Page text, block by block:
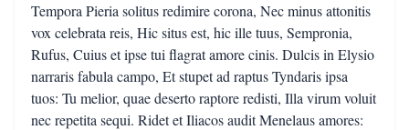
Tempora Pieria solitus redimire corona, Nec minus attonitis
vox celebrata reis, Hic situs est, hic ille tuus, Sempronia,
Rufus, Cuius et ipse tui flagrat amore cinis. Dulcis in Elysio
narraris fabula campo, Et stupet ad raptus Tyndaris ipsa
tuos: Tu melior, quae deserto raptore redisti, Illa virum voluit
nec repetita sequi. Ridet et Iliacos audit Menelaus amores: